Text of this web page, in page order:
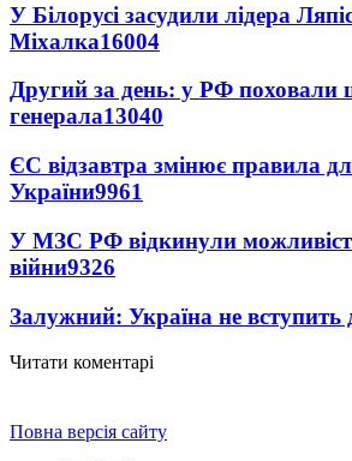
У Білорусі засудили лідера
Міхалка16004
Другий за день: у РФ поховали
генерала13040
ЄС відзавтра змінює правила
України9961
У МЗС РФ відкинули
війни9326
Залужний: Україна не
Читати коментарі
Повна версія сайту